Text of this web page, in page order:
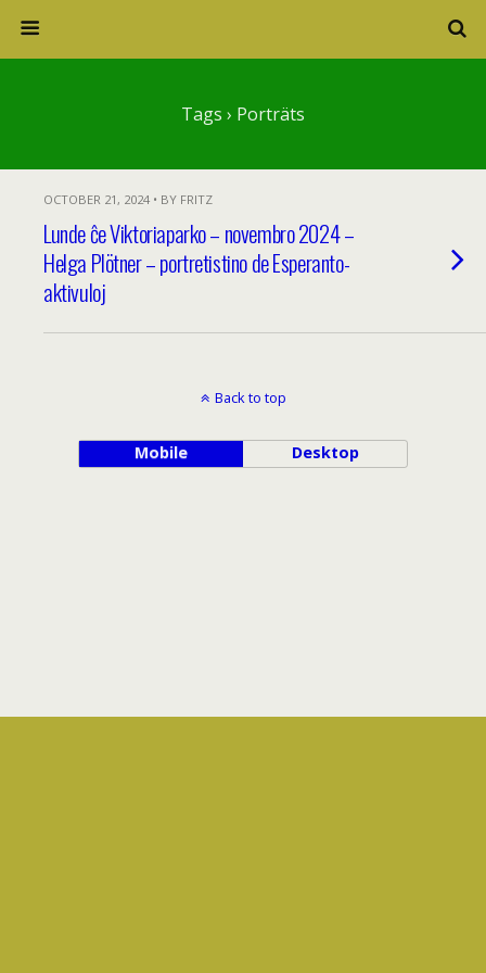
Tags › Porträts
OCTOBER 21, 2024 • BY FRITZ
Lunde ĉe Viktoriaparko – novembro 2024 –
Helga Plötner – portretistino de Esperanto-
aktivuloj
Back to top
Mobile Desktop